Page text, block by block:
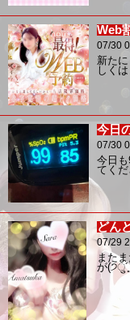
Web
07/30
新た
しく
今日
07/30
今日も
てく
どん
07/29
また
が(੭ु´͈